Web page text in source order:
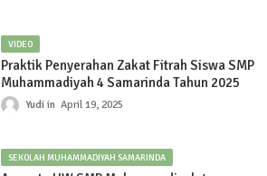
VIDEO
Praktik Penyerahan Zakat Fitrah Siswa SMP
Muhammadiyah 4 Samarinda Tahun 2025
Yudi April 19, 2025
SEKOLAH MUHAMMADIYAH SAMARINDA